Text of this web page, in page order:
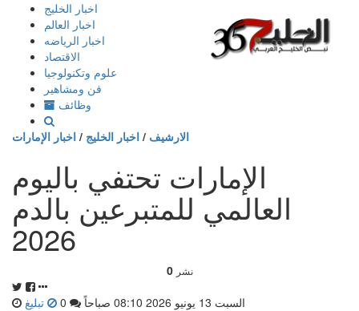
إذهب
المحتوى
اخبار الخليج
اخبار العالم
اخبار الرياضه
الاقتصاد
علوم وتكنولوجيا
فن ومشاهير
وظائف
الارشيف / اخبار الخليج / اخبار الإمارات
الإمارات تحتفي باليوم
العالمي للمتبرعين بالدم
2026
0 نشر
السبت 13 يونيو 2026 08:10 صباحاً تبليغ